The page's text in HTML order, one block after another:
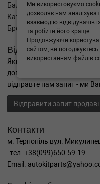
Баланс
Каталог товарів
Бренди
Відправити запит
Якщо Ви не знайшли
допомога в підборі,
відправте нам запит - ми
Відправити запит
Контакти
м. Тернопіль вул.
тел. +38(099)650-59-19
Email.
Ми використовуємо
дозволяє нам
взаємодію відвідувачів
та робити його краще.
Продовжуючи
сайтом, ви погоджуєтесь
використанням файлів